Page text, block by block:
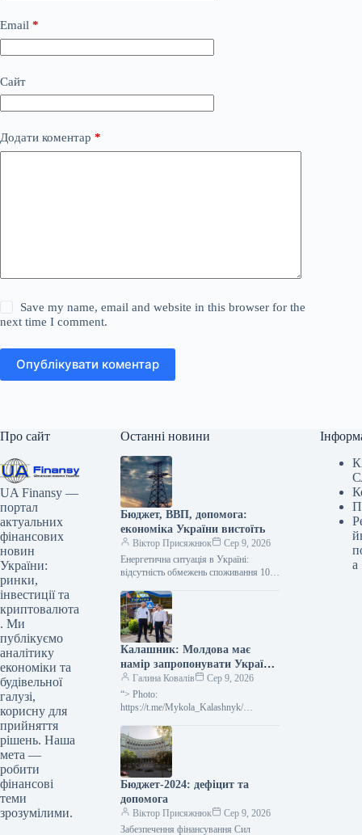
Email *
Сайт
Додати коментар *
Save my name, email and website in this browser for the
next time I comment.
Опублікувати коментар
Про сайт
UA Finansy —
портал
актуальних
фінансових
новин
України:
ринки,
інвестиції та
криптовалюта
. Ми
публікуємо
аналітику
економіки та
будівельної
галузі,
корисну для
прийняття
рішень. Наша
мета —
робити
фінансові
теми
зрозумілими.
Останні новини
Бюджет, ВВП, допомога:
економіка України вистоїть
Віктор Присяжнюк
Сер 9, 2026
Енергетична ситуація в Україні:
відсутність обмежень споживання 10
Україні не передбачається жодних
обмежень у…
Калашник: Молдова має
намір запропонувати Україні
20 локомотивів
Галина Ковалів
Сер 9, 2026
“> Photo:
https://t.me/Mykola_Kalashnyk/
regarding the potential transfer of 20
locomotives to Ukraine. Additionally, the
parties are
Бюджет-2024: дефіцит та
допомога
Віктор Присяжнюк
Сер 9, 2026
Забезпечення фінансування Сил
а